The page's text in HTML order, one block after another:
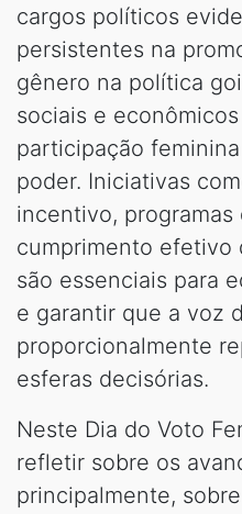
cargos políticos
persistentes na
gênero na política
sociais e
participação
poder. Iniciativas
incentivo,
cumprimento efetivo
são essenciais para
e garantir que a voz
proporcionalmente
esferas decisórias.
Neste Dia do Voto
refletir sobre os
principalmente,